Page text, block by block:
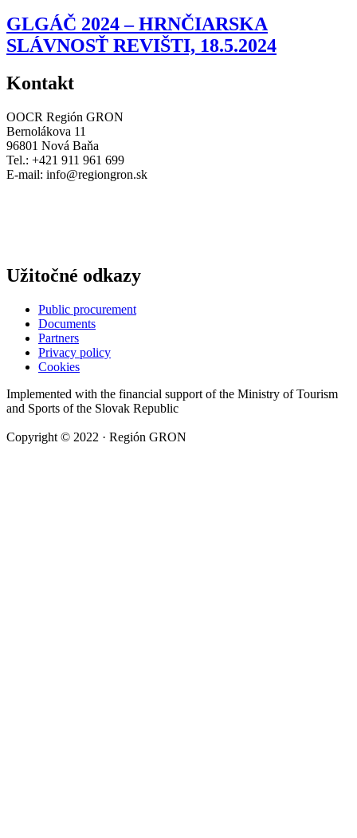
GLGÁČ 2024 – HRNČIARSKA
SLÁVNOSŤ REVIŠTI, 18.5.2024
Kontakt
OOCR Región GRON
Bernolákova 11
96801 Nová Baňa
Tel.: +421 911 961 699
E-mail: info@regiongron.sk
Užitočné odkazy
Public procurement
Documents
Partners
Privacy policy
Cookies
Implemented with the financial support of the Ministry of Tourism
and Sports of the Slovak Republic
Copyright © 2022 · Región GRON